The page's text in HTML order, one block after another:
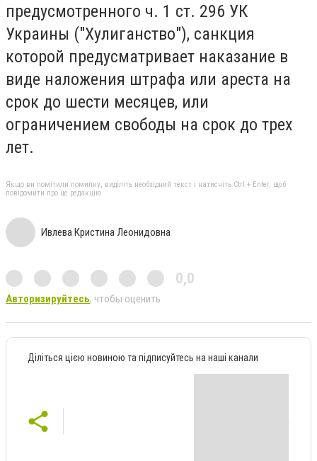
предусмотренного ч. 1 ст. 296 УК
Украины ("Хулиганство"), санкция
которой предусматривает наказание в
виде наложения штрафа или ареста на
срок до шести месяцев, или
ограничением свободы на срок до трех
лет.
Якщо ви помітили помилку, виділіть необхідний текст і натисніть Ctrl + Enter, щоб
повідомити про це редакцію
Ивлева Кристина Леонидовна
0,0
Авторизируйтесь, чтобы оценить
Діліться цією новиною та підписуйтесь на наші канали